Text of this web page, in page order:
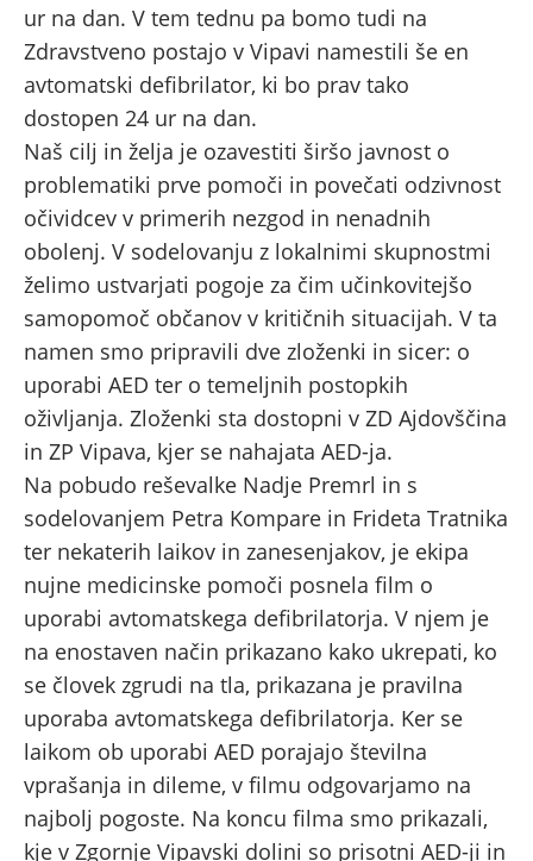
ur na dan. V tem tednu pa bomo tudi na
Zdravstveno postajo v Vipavi namestili še en
avtomatski defibrilator, ki bo prav tako
dostopen 24 ur na dan.
Naš cilj in želja je ozavestiti širšo javnost o
problematiki prve pomoči in povečati odzivnost
očividcev v primerih nezgod in nenadnih
obolenj. V sodelovanju z lokalnimi skupnostmi
želimo ustvarjati pogoje za čim učinkovitejšo
samopomoč občanov v kritičnih situacijah. V ta
namen smo pripravili dve zloženki in sicer: o
uporabi AED ter o temeljnih postopkih
oživljanja. Zloženki sta dostopni v ZD Ajdovščina
in ZP Vipava, kjer se nahajata AED-ja.
Na pobudo reševalke Nadje Premrl in s
sodelovanjem Petra Kompare in Frideta Tratnika
ter nekaterih laikov in zanesenjakov, je ekipa
nujne medicinske pomoči posnela film o
uporabi avtomatskega defibrilatorja. V njem je
na enostaven način prikazano kako ukrepati, ko
se človek zgrudi na tla, prikazana je pravilna
uporaba avtomatskega defibrilatorja. Ker se
laikom ob uporabi AED porajajo številna
vprašanja in dileme, v filmu odgovarjamo na
najbolj pogoste. Na koncu filma smo prikazali,
kje v Zgornje Vipavski dolini so prisotni AED-ji in